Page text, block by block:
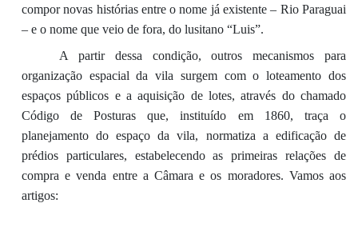
compor novas histórias entre o nome já existente – Rio Paraguai
– e o nome que veio de fora, do lusitano “Luis”.
A partir dessa condição, outros mecanismos para
organização espacial da vila surgem com o loteamento dos
espaços públicos e a aquisição de lotes, através do chamado
Código de Posturas que, instituído em 1860, traça o
planejamento do espaço da vila, normatiza a edificação de
prédios particulares, estabelecendo as primeiras relações de
compra e venda entre a Câmara e os moradores. Vamos aos
artigos: